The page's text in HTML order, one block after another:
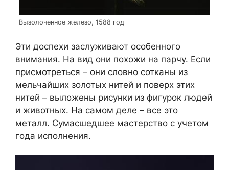
Вызолоченное железо, 1588 год
Эти доспехи заслуживают особенного
внимания. На вид они похожи на парчу. Если
присмотреться – они словно сотканы из
мельчайших золотых нитей и поверх этих
нитей – выложены рисунки из фигурок людей
и животных. На самом деле – все это
металл. Сумасшедшее мастерство с учетом
года исполнения.